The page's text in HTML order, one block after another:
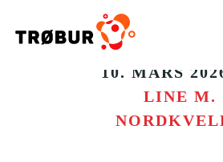
10. MARS
LINE M.